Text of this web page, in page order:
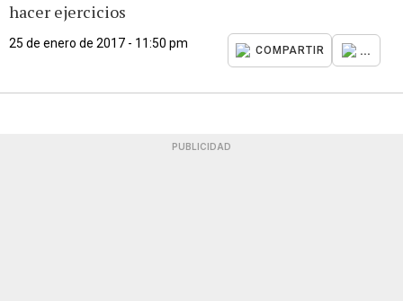
hacer ejercicios
25 de enero de 2017 - 11:50 pm
COMPARTIR ...
PUBLICIDAD